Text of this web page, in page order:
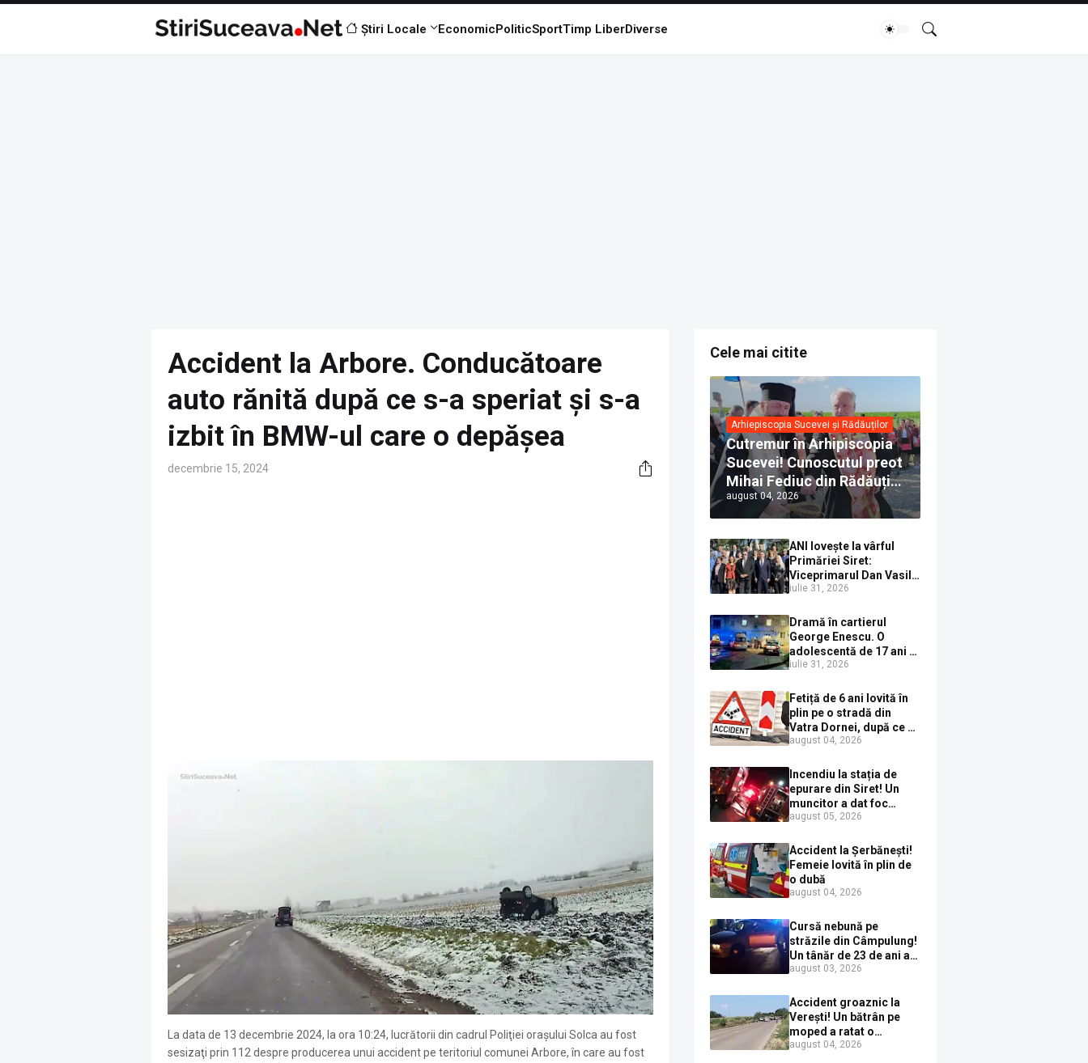
Știri Locale EconomicPoliticSportTimp LiberDiverse
Accident la Arbore. Conducătoare
auto rănită după ce s-a speriat și s-a
izbit în BMW-ul care o depășea
decembrie 15, 2024
La data de 13 decembrie 2024, la ora 10:24, lucrătorii din cadrul Poliţiei oraşului Solca au fost
sesizaţi prin 112 despre producerea unui accident pe teritoriul comunei Arbore, în care au fost
Cele mai citite
Arhiepiscopia Sucevei și Rădăuților
Cutremur în Arhipiscopia
Sucevei! Cunoscutul preot
Mihai Fediuc din Rădăuți a
trecut la Biserica Creștină
Ortodoxă Valahă. ÎPS
Calinic anunță că îi
pregătește judecata
canonică
august 04, 2026
ANI lovește la vârful
Primăriei Siret:
Viceprimarul Dan Vasile
Sauciuc, declarat
cumul de funcții
iulie 31, 2026
Dramă în cartierul
George Enescu. O
adolescentă de 17 ani s-
a aruncat de la etajul 4
părinții, pe fondul
consumului de alcool în
exces la o petrecere
iulie 31, 2026
Fetiță de 6 ani lovită în
plin pe o stradă din
Vatra Dornei, după ce a
ieșit în fața mașinii prin
august 04, 2026
Incendiu la stația de
epurare din Siret! Un
muncitor a dat foc
pompelor de apă în timp
combustibil
august 05, 2026
Accident la Șerbănești!
Femeie lovită în plin de
o dubă
august 04, 2026
Cursă nebună pe
străzile din Câmpulung!
Un tânăr de 23 de ani a
fugit de poliție cu un
un gard de pe strada
Sirenei
august 03, 2026
Accident groaznic la
Verești! Un bătrân pe
moped a ratat o
depășire și a ajuns sub
august 04, 2026